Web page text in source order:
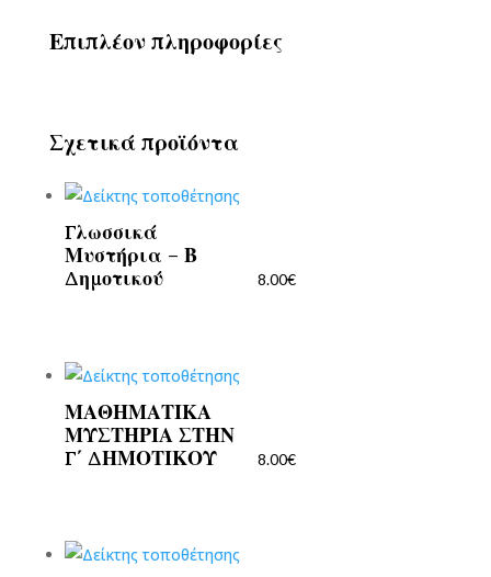
Επιπλέον πληροφορίες
Σχετικά προϊόντα
Γλωσσικά
Μυστήρια – Β
Δημοτικού
8.00€
ΜΑΘΗΜΑΤΙΚΑ
ΜΥΣΤΗΡΙΑ ΣΤΗΝ
Γ΄ ΔΗΜΟΤΙΚΟΥ
8.00€